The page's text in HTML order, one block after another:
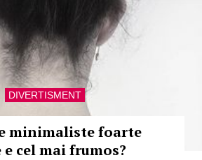
DIVERTISMENT
minimaliste foarte
e cel mai frumos?